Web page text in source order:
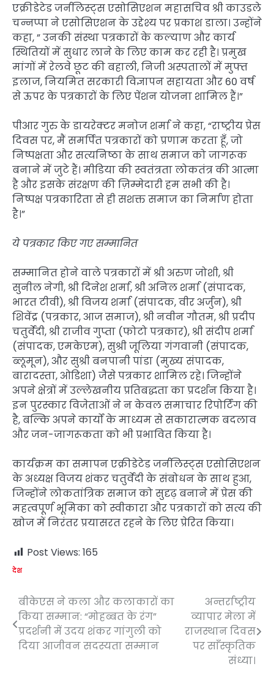
एक्रीडेटेड जर्नलिस्ट्स एसोसिएशन महासचिव श्री काउडले
चन्नप्पा ने एसोसिएशन के उद्देश्य पर प्रकाश डाला। उन्होंने
कहा, ” उनकी संस्था पत्रकारों के कल्याण और कार्य
स्थितियों में सुधार लाने के लिए काम कर रही है। प्रमुख
मांगों में रेलवे छूट की बहाली, निजी अस्पतालों में मुफ्त
इलाज, नियमित सरकारी विज्ञापन सहायता और 60 वर्ष
से ऊपर के पत्रकारों के लिए पेंशन योजना शामिल हैं।”
पीआर गुरु के डायरेक्टर मनोज शर्मा ने कहा, “राष्ट्रीय प्रेस
दिवस पर, मैं समर्पित पत्रकारों को प्रणाम करता हूँ, जो
निष्पक्षता और सत्यनिष्ठा के साथ समाज को जागरूक
बनाने में जुटे हैं। मीडिया की स्वतंत्रता लोकतंत्र की आत्मा
है और इसके संरक्षण की ज़िम्मेदारी हम सभी की है।
निष्पक्ष पत्रकारिता से ही सशक्त समाज का निर्माण होता
है।”
ये पत्रकार किए गए सम्मानित
सम्मानित होने वाले पत्रकारों में श्री अरुण जोशी, श्री
सुनील नेगी, श्री दिनेश शर्मा, श्री अनिल शर्मा (संपादक,
भारत टीवी), श्री विजय शर्मा (संपादक, वीर अर्जुन), श्री
शिवेंद्र (पत्रकार, आज समाज), श्री नवीन गौतम, श्री प्रदीप
चतुर्वेदी, श्री राजीव गुप्ता (फोटो पत्रकार), श्री संदीप शर्मा
(संपादक, एमकेएम), सुश्री जूलिया गंगवानी (संपादक,
ब्लूमून), और सुश्री बनपानी पांडा (मुख्य संपादक,
बारादस्ता, ओडिशा) जैसे पत्रकार शामिल रहे। जिन्होंने
अपने क्षेत्रों में उल्लेखनीय प्रतिबद्धता का प्रदर्शन किया है।
इन पुरस्कार विजेताओं ने न केवल समाचार रिपोर्टिंग की
है, बल्कि अपने कार्यों के माध्यम से सकारात्मक बदलाव
और जन-जागरूकता को भी प्रभावित किया है।
कार्यक्रम का समापन एक्रीडेटेड जर्नलिस्ट्स एसोसिएशन
के अध्यक्ष विजय शंकर चतुर्वेदी के संबोधन के साथ हुआ,
जिन्होंने लोकतांत्रिक समाज को सुदृढ़ बनाने में प्रेस की
महत्वपूर्ण भूमिका को स्वीकारा और पत्रकारों को सत्य की
खोज में निरंतर प्रयासरत रहने के लिए प्रेरित किया।
Post Views: 165
देश
Post
navigation
बीकेएस ने कला और कलाकारों का
किया सम्मान: “मोहब्बत के रंग”
प्रदर्शनी में उदय शंकर गांगुली को
दिया आजीवन सदस्यता सम्मान
अन्तर्राष्ट्रीय
व्यापार मेला में
राजस्थान दिवस
पर साॅंस्कृतिक
संध्या।